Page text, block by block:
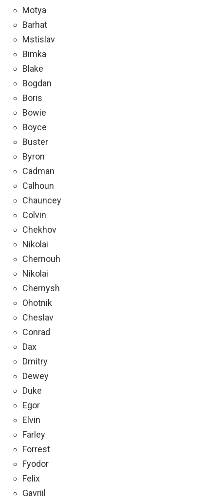
Motya
Barhat
Mstislav
Bimka
Blake
Bogdan
Boris
Bowie
Boyce
Buster
Byron
Cadman
Calhoun
Chauncey
Colvin
Chekhov
Nikolai
Chernouh
Nikolai
Chernysh
Ohotnik
Cheslav
Conrad
Dax
Dmitry
Dewey
Duke
Egor
Elvin
Farley
Forrest
Fyodor
Felix
Gavriil